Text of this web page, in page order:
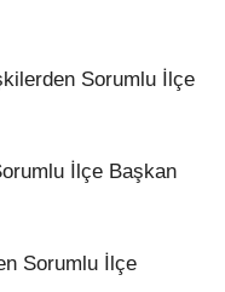
Sorumlu İlçe
İlçe Başkan
Sorumlu İlçe